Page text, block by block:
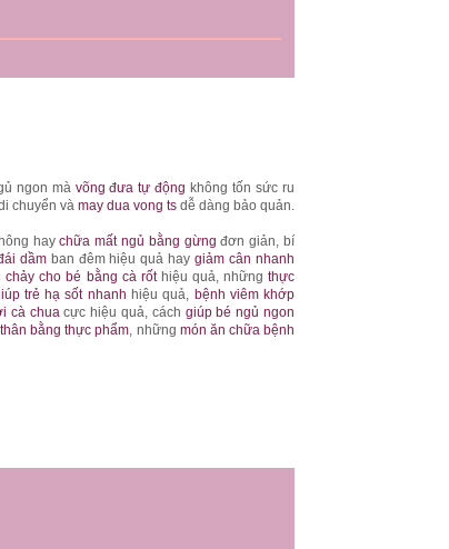
ngon mà võng đưa tự động không tốn sức ru
chuyển và may dua vong tsdễ dàng bảo quản.
haychữa mất ngủ bằng gừng đơn giản, bí
dầmban đêm hiệu quả haygiảm cân nhanh
chảy cho bé bằng cà rốthiệu quả, nhữngthực
trẻ hạ sốt nhanh hiệu quả, bệnh viêm khớp
cà chua cực hiệu quả, cách giúp bé ngủ ngon
bằng thực phẩm , những món ăn chữa bệnh